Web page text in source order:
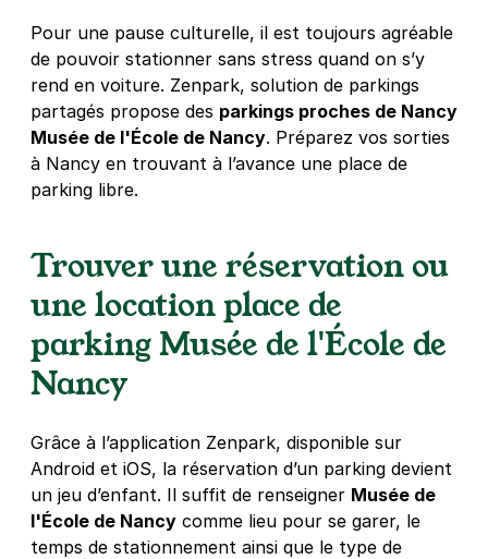
Réserver
+ Abonnements disponibles
Stade des Aiguillettes - rue des
18 €/jour, 52 €/semaine(tarifs dégressifs)
Réserver
+ Abonnements disponibles
Recteur Senn - Nancy
11 boulevard du Recteur Senn
54000Nancy
(42 avis)
17 €/jour,57 €/semaine(tarifs dégressifs)
Pour une pause culturelle, il est toujours agréable
de pouvoir stationner sans stress quand on s’y
rend en voiture. Zenpark, solution de parkings
partagés propose des parkings proches de Nancy
Musée de l'École de Nancy. Préparez vos sorties
à Nancy en trouvant à l’avance une place de
parking libre.
Trouver une réservation ou
une location place de
parking Musée de l'École de
Nancy
Grâce à l’application Zenpark, disponible sur
Android et iOS, la réservation d’un parking devient
un jeu d’enfant. Il suffit de renseigner Musée de
l'École de Nancy comme lieu pour se garer, le
temps de stationnement ainsi que le type de